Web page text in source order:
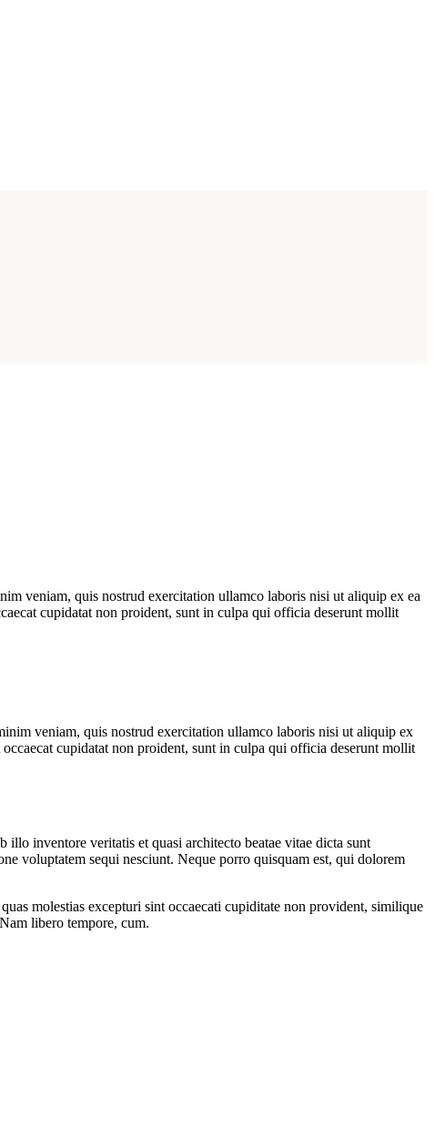
veniam, quis nostrud exercitation ullamco laboris nisi ut aliquip ex ea
cupidatat non proident, sunt in culpa qui officia deserunt mollit
veniam, quis nostrud exercitation ullamco laboris nisi ut aliquip ex
cupidatat non proident, sunt in culpa qui officia deserunt mollit
illo inventore veritatis et quasi architecto beatae vitae dicta sunt
voluptatem sequi nesciunt. Neque porro quisquam est, qui dolorem
molestias excepturi sint occaecati cupiditate non provident, similique
libero tempore, cum.